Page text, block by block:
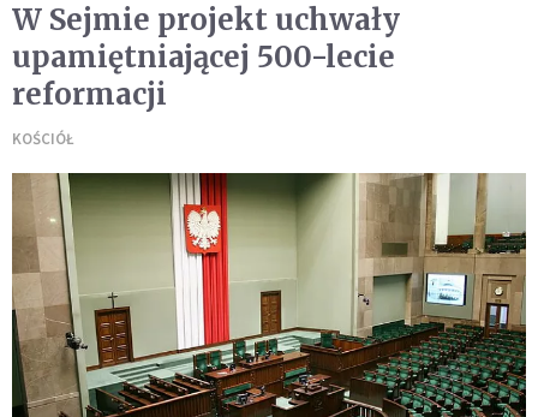
W Sejmie projekt uchwały
upamiętniającej 500-lecie
reformacji
KOŚCIÓŁ